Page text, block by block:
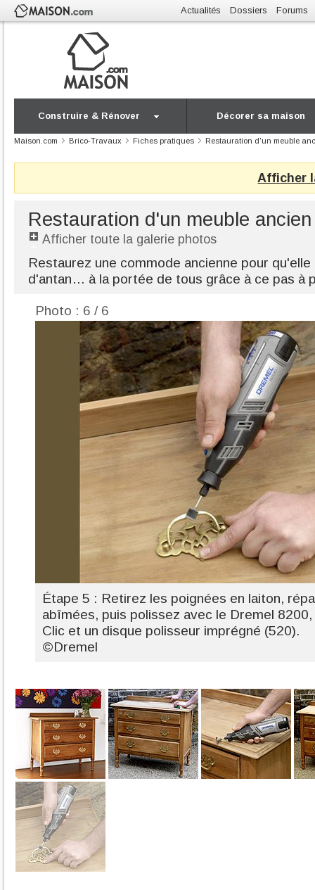
Actualités Dossiers Forums
Construire & Rénover Décorer sa maison
Maison.com Brico-Travaux Fiches pratiques Restauration d'un meuble
Afficher
Restauration d'un meuble ancien
Afficher toute la galerie photos
Restaurez une commode ancienne pour
d'antan… à la portée de tous grâce à ce pas à
Photo : 6 / 6
Étape 5 : Retirez les poignées en laiton,
abîmées, puis polissez avec le Dremel
Clic et un disque polisseur imprégné (520).
©Dremel